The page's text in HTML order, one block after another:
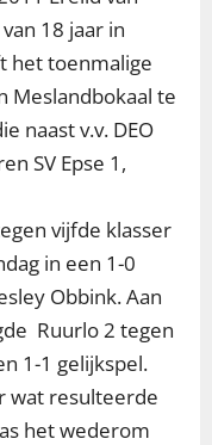
18 jaar in
het toenmalige
Meslandbokaal te
naast v.v. DEO
SV Epse 1,
vijfde klasser
in een 1-0
Obbink. Aan
Ruurlo 2 tegen
1-1 gelijkspel.
wat resulteerde
het wederom